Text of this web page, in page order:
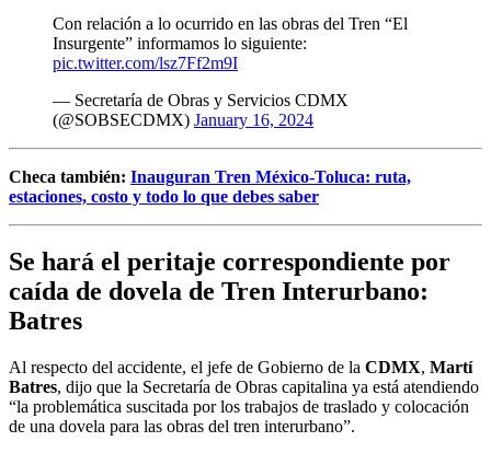
Con relación a lo ocurrido en las obras del Tren “El
Insurgente” informamos lo siguiente:
pic.twitter.com/lsz7Ff2m9I
— Secretaría de Obras y Servicios CDMX
(@SOBSECDMX) January 16, 2024
Checa también: Inauguran Tren México-Toluca: ruta,
estaciones, costo y todo lo que debes saber
Se hará el peritaje correspondiente por
caída de dovela de Tren Interurbano:
Batres
Al respecto del accidente, el jefe de Gobierno de la CDMX, Martí
Batres, dijo que la Secretaría de Obras capitalina ya está atendiendo
“la problemática suscitada por los trabajos de traslado y colocación
de una dovela para las obras del tren interurbano”.